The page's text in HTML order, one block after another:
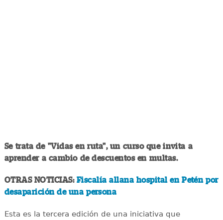
Se trata de "Vidas en ruta", un curso que invita a
aprender a cambio de descuentos en multas.
OTRAS NOTICIAS:Fiscalía allana hospital en Petén por
desaparición de una persona
Esta es la tercera edición de una iniciativa que